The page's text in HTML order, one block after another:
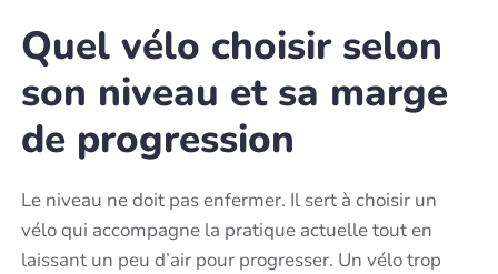
Quel vélo choisir selon
son niveau et sa marge
de progression
Le niveau ne doit pas enfermer. Il sert à choisir un
vélo qui accompagne la pratique actuelle tout en
laissant un peu d’air pour progresser. Un vélo trop